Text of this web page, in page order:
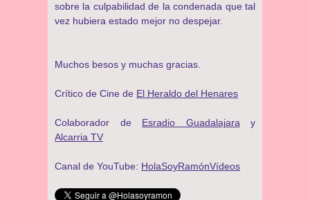
sobre la culpabilidad de la condenada que tal
vez hubiera estado mejor no despejar.
Muchos besos y muchas gracias.
Crítico de Cine de El Heraldo del Henares
Colaborador de Esradio Guadalajara y
Alcarria TV
Canal de YouTube: HolaSoyRamónVídeos